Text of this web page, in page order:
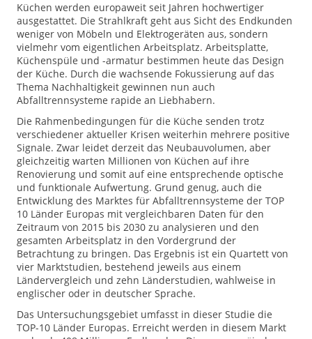
Küchen werden europaweit seit Jahren hochwertiger
ausgestattet. Die Strahlkraft geht aus Sicht des Endkunden
weniger von Möbeln und Elektrogeräten aus, sondern
vielmehr vom eigentlichen Arbeitsplatz. Arbeitsplatte,
Küchenspüle und -armatur bestimmen heute das Design
der Küche. Durch die wachsende Fokussierung auf das
Thema Nachhaltigkeit gewinnen nun auch
Abfalltrennsysteme rapide an Liebhabern.
Die Rahmenbedingungen für die Küche senden trotz
verschiedener aktueller Krisen weiterhin mehrere positive
Signale. Zwar leidet derzeit das Neubauvolumen, aber
gleichzeitig warten Millionen von Küchen auf ihre
Renovierung und somit auf eine entsprechende optische
und funktionale Aufwertung. Grund genug, auch die
Entwicklung des Marktes für Abfalltrennsysteme der TOP
10 Länder Europas mit vergleichbaren Daten für den
Zeitraum von 2015 bis 2030 zu analysieren und den
gesamten Arbeitsplatz in den Vordergrund der
Betrachtung zu bringen. Das Ergebnis ist ein Quartett von
vier Marktstudien, bestehend jeweils aus einem
Ländervergleich und zehn Länderstudien, wahlweise in
englischer oder in deutscher Sprache.
Das Untersuchungsgebiet umfasst in dieser Studie die
TOP-10 Länder Europas. Erreicht werden in diesem Markt